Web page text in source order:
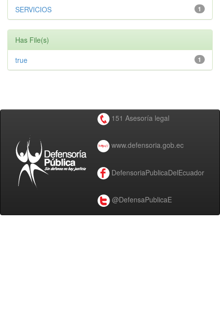
1
SERVICIOS
Has File(s)
1
true
151 Asesoría legal
www.defensoria.gob.ec
DefensoriaPublicaDelEcuador
@DefensaPublicaE